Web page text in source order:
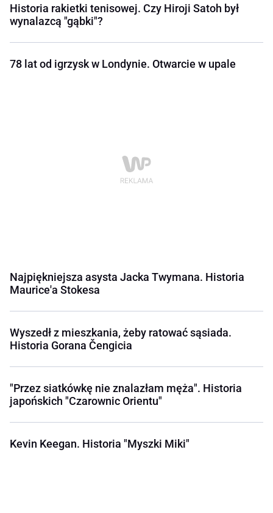
Historia rakietki tenisowej. Czy Hiroji Satoh był
wynalazcą "gąbki"?
78 lat od igrzysk w Londynie. Otwarcie w upale
Najpiękniejsza asysta Jacka Twymana. Historia
Maurice'a Stokesa
Wyszedł z mieszkania, żeby ratować sąsiada.
Historia Gorana Čengicia
"Przez siatkówkę nie znalazłam męża". Historia
japońskich "Czarownic Orientu"
Kevin Keegan. Historia "Myszki Miki"